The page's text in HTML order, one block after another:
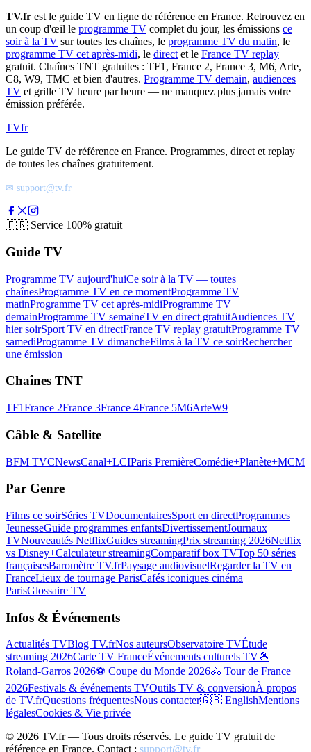
TV.fr est le guide TV en ligne de référence en France. Retrouvez en
un coup d'œil le programme TV complet du jour, les émissions ce
soir à la TV sur toutes les chaînes, le programme TV du matin, le
programme TV cet après-midi, le direct et le France TV replay
gratuit. Chaînes TNT gratuites : TF1, France 2, France 3, M6, Arte,
C8, W9, TMC et bien d'autres. Programme TV demain, audiences
TV et grille TV heure par heure — ne manquez plus jamais votre
émission préférée.
TVfr
Le guide TV de référence en France. Programmes, direct et replay
de toutes les chaînes gratuitement.
✉ support@tv.fr
🇫🇷 Service 100% gratuit
Guide TV
Programme TV aujourd'huiCe soir à la TV — toutes
chaînesProgramme TV en ce momentProgramme TV
matinProgramme TV cet après-midiProgramme TV
demainProgramme TV semaineTV en direct gratuitAudiences TV
hier soirSport TV en directFrance TV replay gratuitProgramme TV
samediProgramme TV dimancheFilms à la TV ce soirRechercher
une émission
Chaînes TNT
TF1France 2France 3France 4France 5M6ArteW9
Câble & Satellite
BFM TVCNewsCanal+LCIParis PremièreComédie+Planète+MCM
Par Genre
Films ce soirSéries TVDocumentairesSport en directProgrammes
JeunesseGuide programmes enfantsDivertissementJournaux
TVNouveautés NetflixGuides streamingPrix streaming 2026Netflix
vs Disney+Calculateur streamingComparatif box TVTop 50 séries
françaisesBaromètre TV.frPaysage audiovisuelRegarder la TV en
FranceLieux de tournage ParisCafés iconiques cinéma
ParisGlossaire TV
Infos & Événements
Actualités TVBlog TV.frNos auteursObservatoire TVÉtude
streaming 2026Carte TV FranceÉvénements culturels TV🎾
Roland-Garros 2026⚽ Coupe du Monde 2026🚴 Tour de France
2026Festivals & événements TVOutils TV & conversionÀ propos
de TV.frQuestions fréquentesNous contacter🇬🇧 EnglishMentions
légalesCookies & Vie privée
© 2026 TV.fr — Tous droits réservés. Le guide TV gratuit de
référence en France. Contact : support@tv.fr